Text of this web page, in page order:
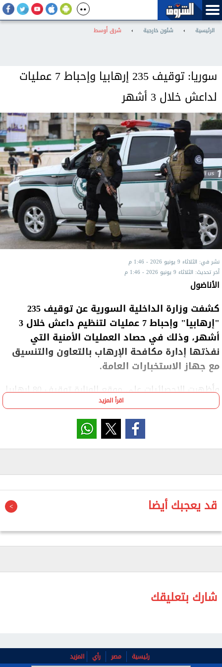
الرئيسية › شئون خارجية › شرق أوسط
سوريا: توقيف 235 إرهابيا وإحباط 7 عمليات
لداعش خلال 3 أشهر
نشر في: الثلاثاء 9 يونيو 2026 - 1:46 م
آخر تحديث: الثلاثاء 9 يونيو 2026 - 1:46 م
الأناضول
كشفت وزارة الداخلية السورية عن توقيف 235
"إرهابيا" وإحباط 7 عمليات لتنظيم داعش خلال 3
أشهر، وذلك في حصاد العمليات الأمنية التي
نفذتها إدارة مكافحة الإرهاب بالتعاون والتنسيق
مع جهاز الاستخبارات العامة.
وأظهرت الإحصائيات على موقع الوزارة توقيف 80 إرهابيا
في مارس، و99 في إبريل، و56 في مايو.
خلايا في حماة وحمص (وسط)، ودير الزور (شرق)، وحلب
على 22 أداة تفجير، و25 سلاحا، و6 آليات، و67 أداة
أما عن جنسيات الموقوفين، فهم 198 سوريا، و37 أجنبيا،
وفي نوفمبر 2025، انضمت دمشق إلى التحالف الدولي
بالعام 2014، ونفذ عمليات عسكرية ضد التنظيم في
الجارتين سوريا والعراق، بمشاركة دول عديدة.
اقرأ المزيد
قد يعجبك أيضا
شارك بتعليقك
رئيسية مصر رأي المزيد